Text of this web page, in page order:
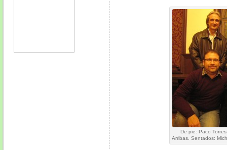
De pie: Paco
Arribas. Sentados: